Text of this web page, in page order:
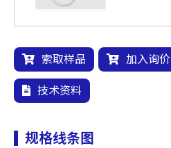
索取样品 加入询价
技术资料
规格线条图